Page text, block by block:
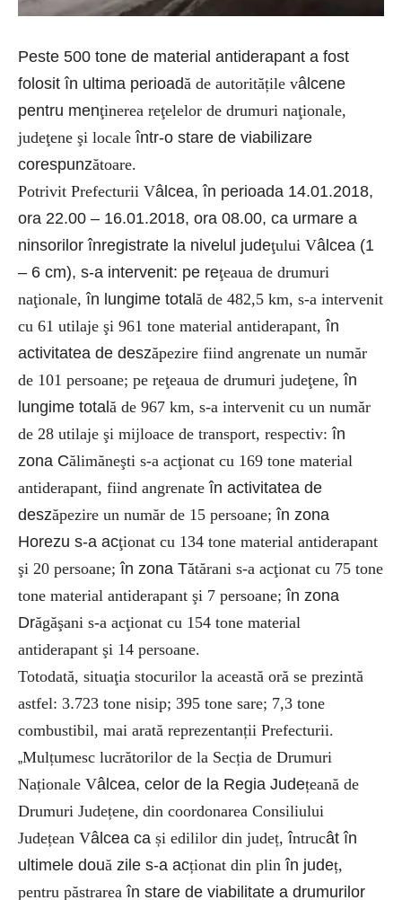
Peste 500 tone de material antiderapant a fost
folosit în ultima perioadă de autoritățile vâlcene
pentru menţinerea reţelelor de drumuri naţionale,
judeţene şi localeîntr-o stare de viabilizare
corespunzătoare.
Potrivit Prefecturii Vâlcea, în perioada 14.01.2018,
ora 22.00 – 16.01.2018, ora 08.00, ca urmare a
ninsorilor înregistrate la nivelul judeţului Vâlcea (1
– 6 cm), s-a intervenit: pe reţeaua de drumuri
naţionale,în lungime totală de 482,5 km, s-a intervenit
cu 61 utilaje şi 961 tone material antiderapant,în
activitatea de deszăpezire fiind angrenate un număr
de 101 persoane; pe reţeaua de drumuri judeţene,în
lungime totală de 967 km, s-a intervenit cu un număr
de 28 utilaje şi mijloace de transport, respectiv:în
zona Călimăneşti s-a acţionat cu 169 tone material
antiderapant, fiind angrenateîn activitatea de
deszăpezire un număr de 15 persoane;în zona
Horezu s-a acţionat cu 134 tone material antiderapant
şi 20 persoane;în zona Tătărani s-a acţionat cu 75 tone
tone material antiderapant şi 7 persoane;în zona
Drăgăşani s-a acţionat cu 154 tone material
antiderapant şi 14 persoane.
Totodată, situaţia stocurilor la această oră se prezintă
astfel: 3.723 tone nisip; 395 tone sare; 7,3 tone
combustibil, mai arată reprezentanții Prefecturii.
„Mulțumesc lucrătorilor de la Secția de Drumuri
Naționale Vâlcea, celor de la Regia Județeană de
Drumuri Județene, din coordonarea Consiliului
Județean Vâlcea ca și edililor din județ,întrucât în
ultimele două zile s-a acționat din plinîn județ,
pentru păstrareaîn stare de viabilitate a drumurilor